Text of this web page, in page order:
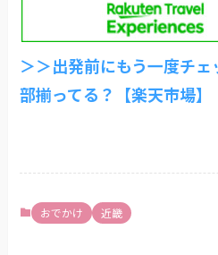
＞＞出発前にもう一度チ
部揃ってる？【楽天市場】
おでかけ 近畿